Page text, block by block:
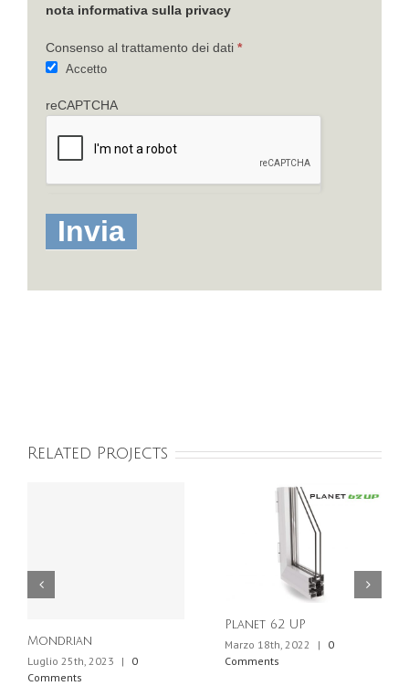
nota informativa sulla privacy
Consenso al trattamento dei dati *
Accetto
reCAPTCHA
Related Projects
Mondrian
Luglio 25th, 2023 |
0
Comments
Planet 62 UP
Marzo 18th, 2022 |
0
Comments